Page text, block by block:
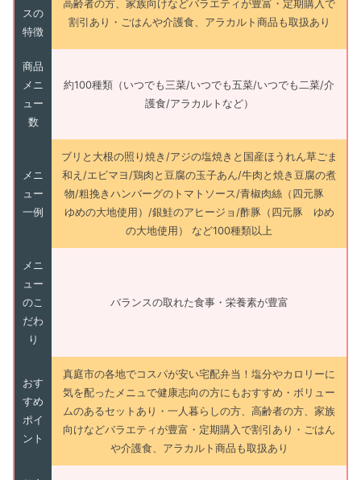
スの
特徴
高齢者の方、家族向けなどバラエティが豊富・定期購入で
割引あり・ごはんや介護食、アラカルト商品も取扱あり
商品
メニ
ュー
数
約100種類（いつでも三菜/いつでも五菜/いつでも二菜/介
護食/アラカルトなど）
メニ
ュー
一例
ブリと大根の照り焼き/アジの塩焼きと国産ほうれん草ごま
和え/エビマヨ/鶏肉と豆腐の玉子あん/牛肉と焼き豆腐の煮
物/粗挽きハンバーグのトマトソース/青椒肉絲（四元豚
ゆめの大地使用）/銀鮭のアヒージョ/酢豚（四元豚 ゆめ
の大地使用） など100種類以上
メニ
ュー
のこ
だわ
り
バランスの取れた食事・栄養素が豊富
おす
すめ
ポイ
ント
真庭市の各地でコスパが安い宅配弁当！塩分やカロリーに
気を配ったメニュで健康志向の方にもおすすめ・ボリュー
ムのあるセットあり・一人暮らしの方、高齢者の方、家族
向けなどバラエティが豊富・定期購入で割引あり・ごはん
や介護食、アラカルト商品も取扱あり